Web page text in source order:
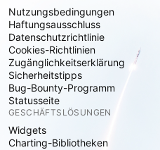
Nutzungsbedingungen
Haftungsausschluss
Datenschutzrichtlinie
Cookies-Richtlinien
Zugänglichkeitserklärung
Sicherheitstipps
Bug-Bounty-Programm
Statusseite
GESCHÄFTSLÖSUNGEN
Widgets
Charting-Bibliotheken